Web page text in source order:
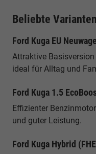
Beliebte
Ford Kuga EU
Attraktive
ideal für Alltag und
Ford Kuga 1.5
Effizienter
und guter Leistung.
Ford Kuga Hybrid